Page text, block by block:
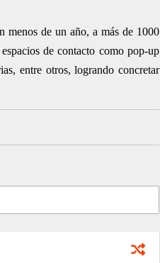
menos de un año, a más de 1000
de contacto como pop-up
entre otros, logrando concretar